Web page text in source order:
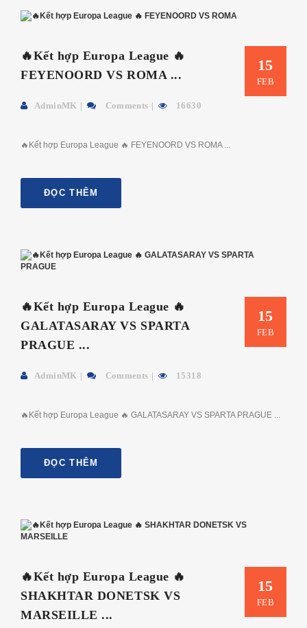
15
FEB
🔥Kết hợp Europa League 🔥
FEYENOORD VS ROMA ...
AdminMK Comments 16630
🔥Kết hợp Europa League 🔥 FEYENOORD VS ROMA ...
ĐỌC THÊM
15
FEB
🔥Kết hợp Europa League 🔥
GALATASARAY VS SPARTA
PRAGUE ...
AdminMK Comments 15318
🔥Kết hợp Europa League 🔥 GALATASARAY VS SPARTA PRAGUE ...
ĐỌC THÊM
15
FEB
🔥Kết hợp Europa League 🔥
SHAKHTAR DONETSK VS
MARSEILLE ...